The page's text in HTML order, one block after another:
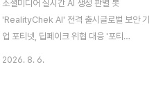
소셜미디어 실시간 AI 생성 판별 봇
'RealityChek AI' 전격 출시글로벌 보안 기
업 포티넷, 딥페이크 위협 대응 '포티
2026. 8. 6.